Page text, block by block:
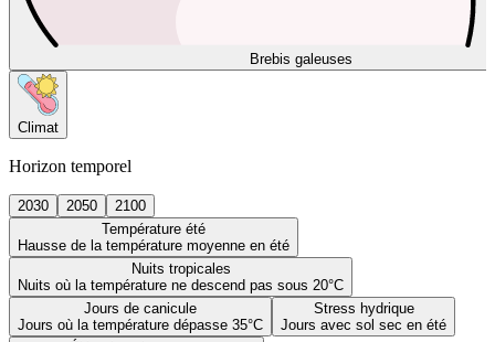
Brebis galeuses
Climat
Horizon temporel
2030 2050
2100
Température été
Hausse de la température moyenne en été
Nuits tropicales
Nuits où la température ne descend pas sous 20°C
Jours de canicule
Jours où la température dépasse 35°C
Stress hydrique
Jours avec sol sec en été